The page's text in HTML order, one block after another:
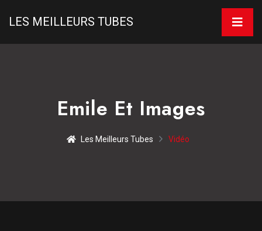
LES MEILLEURS TUBES
Emile Et Images
Les Meilleurs Tubes Vidéo